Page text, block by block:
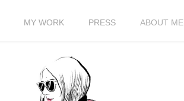
MY WORK PRESS ABOUT ME